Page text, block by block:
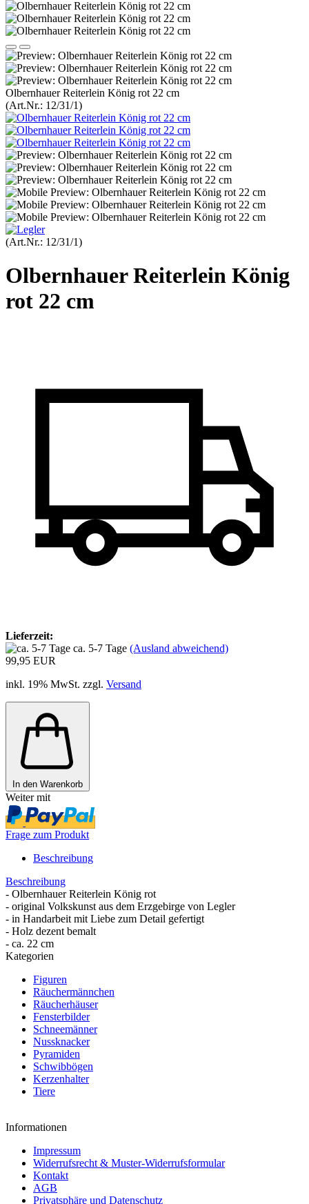
Olbernhauer Reiterlein König rot 22 cm
(Art.Nr.: 12/31/1)
(Art.Nr.: 12/31/1)
Olbernhauer Reiterlein König
rot 22 cm
Lieferzeit:
ca. 5-7 Tage (Ausland abweichend)
99,95 EUR
inkl. 19% MwSt. zzgl. Versand
In den Warenkorb
Weiter mit
Frage zum Produkt
Beschreibung
Beschreibung
- Olbernhauer Reiterlein König rot
- original Volkskunst aus dem Erzgebirge von Legler
- in Handarbeit mit Liebe zum Detail gefertigt
- Holz dezent bemalt
- ca. 22 cm
Kategorien
Figuren
Räuchermännchen
Räucherhäuser
Fensterbilder
Schneemänner
Nussknacker
Pyramiden
Schwibbögen
Kerzenhalter
Tiere
Informationen
Impressum
Widerrufsrecht & Muster-Widerrufsformular
Kontakt
AGB
Privatsphäre und Datenschutz